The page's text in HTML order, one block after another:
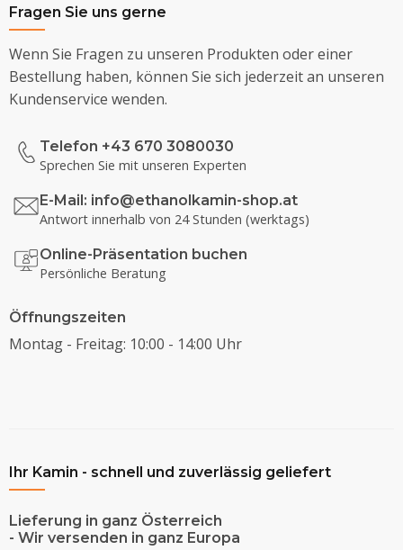
Fragen Sie uns gerne
Wenn Sie Fragen zu unseren Produkten oder einer
Bestellung haben, können Sie sich jederzeit an unseren
Kundenservice wenden.
Telefon +43 670 3080030
Sprechen Sie mit unseren Experten
E-Mail: info@ethanolkamin-shop.at
Antwort innerhalb von 24 Stunden (werktags)
Online-Präsentation buchen
Persönliche Beratung
Öffnungszeiten
Montag - Freitag: 10:00 - 14:00 Uhr
Ihr Kamin - schnell und zuverlässig geliefert
Lieferung in ganz Österreich
- Wir versenden in ganz Europa